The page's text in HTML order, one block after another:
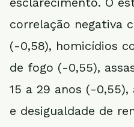
correlação negativa
(-0,58), homicídios
de fogo (-0,55),
15 a 29 anos (-
e desigualdade de